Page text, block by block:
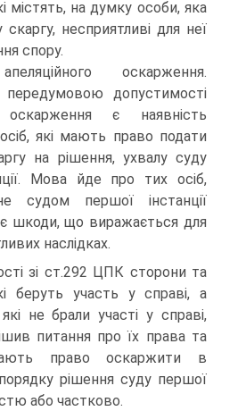
містять, на думку особи, яка
скаргу, несприятливі для неї
спору.
оскарження.
допустимості
оскарження є наявність
які мають право подати
на рішення, ухвалу суду
Мова йде про тих осіб,
судом першої інстанції
шкоди, що виражається для
наслідках.
зі ст.292 ЦПК сторони та
беруть участь у справі, а
не брали участі у справі,
питання про їх права та
право оскаржити в
рішення суду першої
або частково.